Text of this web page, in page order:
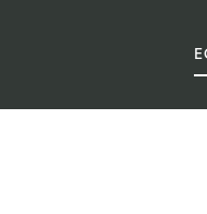
FORELDREHÅNDBOK